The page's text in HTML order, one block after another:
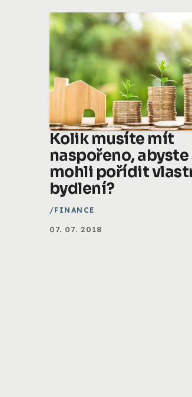
Kolik musíte mít
naspořeno, abyste
mohli pořídit
bydlení?
FINANCE
07. 07. 2018